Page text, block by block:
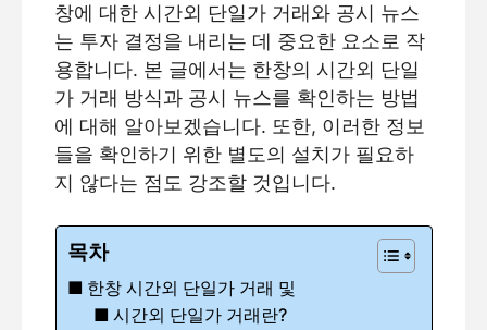
창에 대한 시간외 단일가 거래와 공시 뉴스
는 투자 결정을 내리는 데 중요한 요소로 작
용합니다. 본 글에서는 한창의 시간외 단일
가 거래 방식과 공시 뉴스를 확인하는 방법
에 대해 알아보겠습니다. 또한, 이러한 정보
들을 확인하기 위한 별도의 설치가 필요하
지 않다는 점도 강조할 것입니다.
목차
한창 시간외 단일가 거래 및
시간외 단일가 거래란?